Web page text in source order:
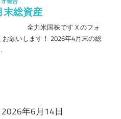
2026年6月14日